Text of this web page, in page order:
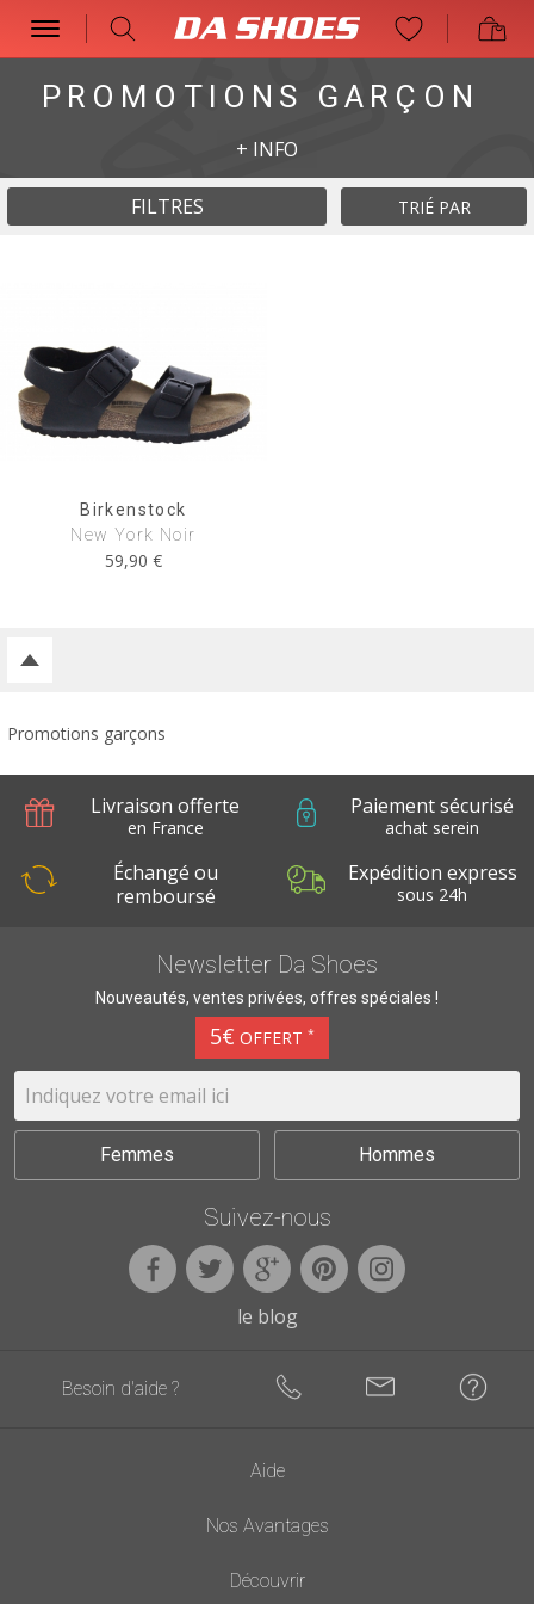
PROMOTIONS GARÇON
+ INFO
FILTRES TRIÉ PAR
Birkenstock
New York Noir
59,90 €
Promotions garçons
Livraison offerte
en France
Paiement sécurisé
achat serein
Échangé ou
remboursé
Expédition express
sous 24h
Newsletter Da Shoes
Nouveautés, ventes privées, offres spéciales !
5€ OFFERT *
Femmes Hommes
Suivez-nous
le blog
Besoin d'aide ?
Aide
Nos Avantages
Découvrir